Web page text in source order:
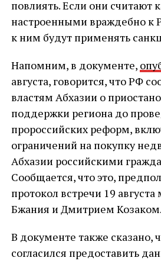
повлиять. Если они считают
настроенными враждебно к
к ним будут применять
Напомним, в документе,
августа, говорится, что РФ
властям Абхазии о
поддержки региона до
пророссийских реформ,
ограничений на покупку
Абхазии российскими
Сообщается, что это,
протокол встречи 19
Бжания и Дмитрием Козаком.
В документе также сказано,
согласился предоставить